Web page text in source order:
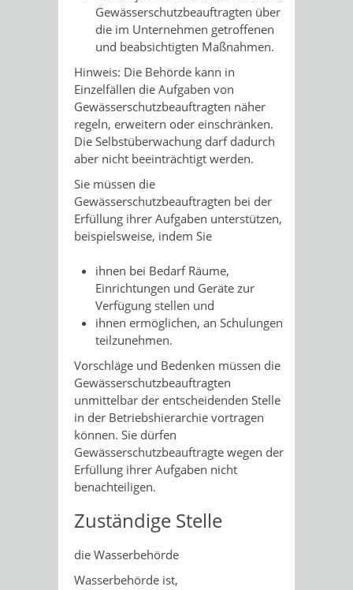
Gewässerschutzbeauftragten über
die im Unternehmen getroffenen
und beabsichtigten Maßnahmen.
Hinweis: Die Behörde kann in
Einzelfällen die Aufgaben von
Gewässerschutzbeauftragten näher
regeln, erweitern oder einschränken.
Die Selbstüberwachung darf dadurch
aber nicht beeinträchtigt werden.
Sie müssen die
Gewässerschutzbeauftragten bei der
Erfüllung ihrer Aufgaben unterstützen,
beispielsweise, indem Sie
ihnen bei Bedarf Räume,
Einrichtungen und Geräte zur
Verfügung stellen und
ihnen ermöglichen, an Schulungen
teilzunehmen.
Vorschläge und Bedenken müssen die
Gewässerschutzbeauftragten
unmittelbar der entscheidenden Stelle
in der Betriebshierarchie vortragen
können. Sie dürfen
Gewässerschutzbeauftragte wegen der
Erfüllung ihrer Aufgaben nicht
benachteiligen.
Zuständige Stelle
die Wasserbehörde
Wasserbehörde ist,